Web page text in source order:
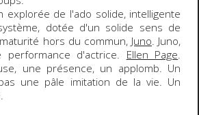
explorée de l'ado solide, intelligente
dotée d'un solide sens de
hors du commun, Juno. Juno,
d'actrice. Ellen Page.
une présence, un applomb. Un
une pâle imitation de la vie. Un